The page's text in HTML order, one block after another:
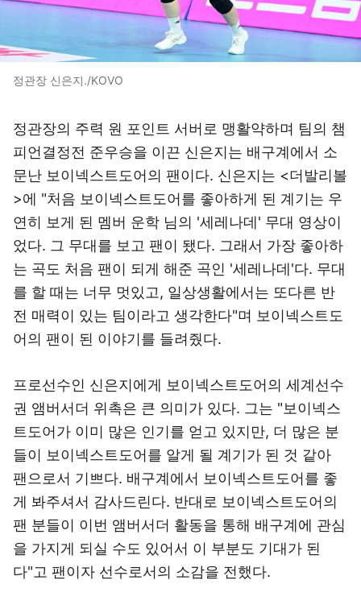
정관장 신은지./KOVO
정관장의 주력 원 포인트 서버로 맹활약하며 팀의 챔
피언결정전 준우승을 이끈 신은지는 배구계에서 소
문난 보이넥스트도어의 팬이다. 신은지는 <더발리볼
>에 "처음 보이넥스트도어를 좋아하게 된 계기는 우
연히 보게 된 멤버 운학 님의 '세레나데' 무대 영상이
었다. 그 무대를 보고 팬이 됐다. 그래서 가장 좋아하
는 곡도 처음 팬이 되게 해준 곡인 '세레나데'다. 무대
를 할 때는 너무 멋있고, 일상생활에서는 또다른 반
전 매력이 있는 팀이라고 생각한다"며 보이넥스트도
어의 팬이 된 이야기를 들려줬다.
프로선수인 신은지에게 보이넥스트도어의 세계선수
권 앰버서더 위촉은 큰 의미가 있다. 그는 "보이넥스
트도어가 이미 많은 인기를 얻고 있지만, 더 많은 분
들이 보이넥스트도어를 알게 될 계기가 된 것 같아
팬으로서 기쁘다. 배구계에서 보이넥스트도어를 좋
게 봐주셔서 감사드린다. 반대로 보이넥스트도어의
팬 분들이 이번 앰버서더 활동을 통해 배구계에 관심
을 가지게 되실 수도 있어서 이 부분도 기대가 된
다"고 팬이자 선수로서의 소감을 전했다.